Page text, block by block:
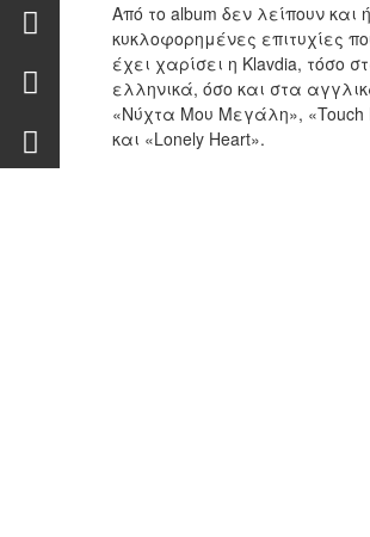
Από το album δεν λείπουν και
κυκλοφορημένες επιτυχίες
έχει χαρίσει η Klavdia, τόσο
ελληνικά, όσο και στα
«Νύχτα Μου Μεγάλη», «Touch
και «Lonely Heart».